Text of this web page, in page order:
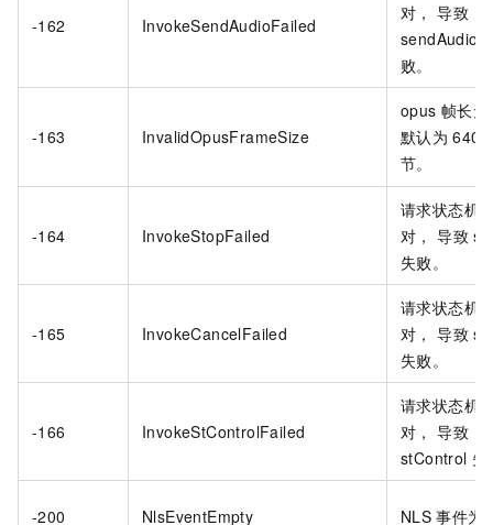
-162 InvokeSendAudioFailed
对， 导致
sendAudio
败。
-163 InvalidOpusFrameSize
opus 帧长无
默认为 640
节。
-164 InvokeStopFailed
请求状态机
对， 导致
失败。
-165 InvokeCancelFailed
请求状态机
对， 导致
失败。
-166 InvokeStControlFailed
请求状态机
对， 导致
stControl 失
-200 NlsEventEmpty NLS 事件为